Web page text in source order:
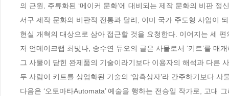
의 근원, 주류화된 ‘메이커 문화’에 대비되는 제작 문화의 비판
서구 제작 문화의 비판적 전통과 달리, 이미 국가 주도형 사업이
현실 개혁의 대상으로 삼아 접근할 것을 요청한다. 이어지는 세
저 언메이크랩 최빛나, 송수연 듀오의 글은 사물로서 ‘키트’를
그 사물이 닫힌 완제품의 기술이라기보다 이용자의 해석과 다른
두 사람이 키트를 상업화된 기술의 ‘암흑상자’라 간주하기보다
다음은 ‘오토마타Automata’ 예술을 행하는 전승일 작가로, 고대